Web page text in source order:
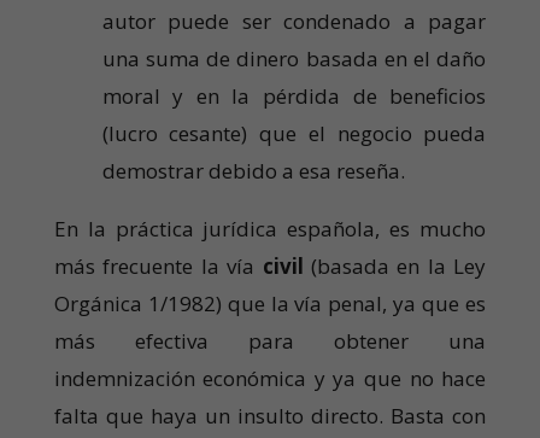
autor puede ser condenado a pagar
una suma de dinero basada en el daño
moral y en la pérdida de beneficios
(lucro cesante) que el negocio pueda
demostrar debido a esa reseña.
En la práctica jurídica española, es mucho
más frecuente la vía civil (basada en la Ley
Orgánica 1/1982) que la vía penal, ya que es
más efectiva para obtener una
indemnización económica y ya que no hace
falta que haya un insulto directo. Basta con